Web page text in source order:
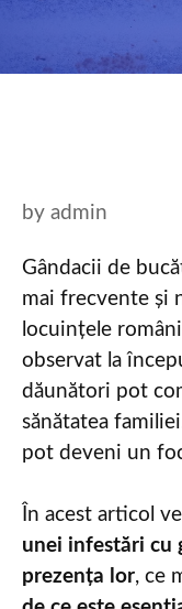
by admin
Gândacii de
mai frecvente și
locuințele
observat la
dăunători pot
sănătatea
pot deveni un
În acest articol
unei infestări cu
prezența lor, ce